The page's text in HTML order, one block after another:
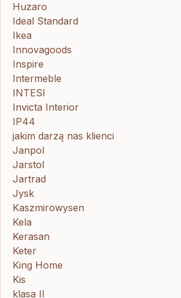
Huzaro
Ideal Standard
Ikea
Innovagoods
Inspire
Intermeble
INTESI
Invicta Interior
IP44
jakim darzą nas klienci
Janpol
Jarstol
Jartrad
Jysk
Kaszmirowysen
Kela
Kerasan
Keter
King Home
Kis
klasa II